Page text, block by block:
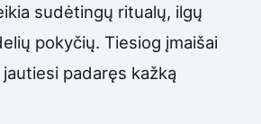
sudėtingų ritualų, ilgų
pokyčių. Tiesiog įmaišai
padaręs kažką